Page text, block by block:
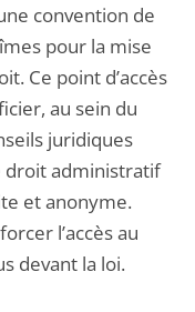
convention de
pour la mise
Ce point d’accès
au sein du
juridiques
droit administratif
et anonyme.
l’accès au
devant la loi.